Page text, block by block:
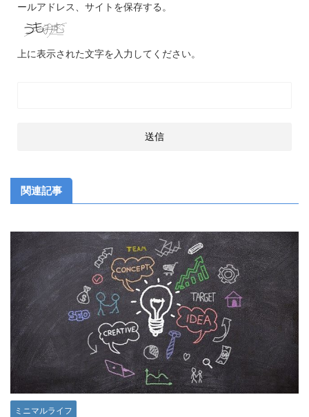
ールアドレス、サイトを保存する。
上に表示された文字を入力してください。
関連記事
ミニマルライフ